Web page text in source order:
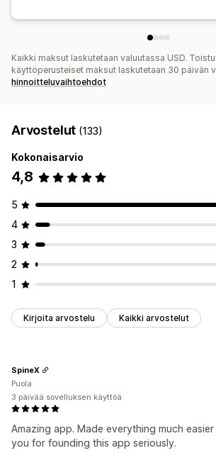
Kaikki maksut laskutetaan valuutassa USD.
käyttöperusteiset maksut laskutetaan 30 päivän
hinnoitteluvaihtoehdot
Arvostelut (133)
Kokonaisarvio
4,8
5
4
3
2
1
Kirjoita arvostelu Kaikki arvostelut
Amazing app. Made everything much
you for founding this app seriously.
SpineX
Puola
3 päivää sovelluksen käyttöä